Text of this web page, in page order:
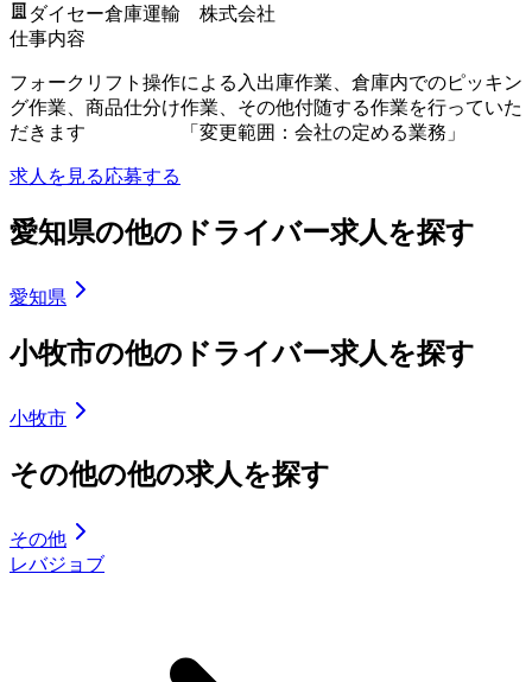
ダイセー倉庫運輸 株式会社
仕事内容
フォークリフト操作による入出庫作業、倉庫内でのピッキン
グ作業、商品仕分け作業、その他付随する作業を行っていた
だきます 「変更範囲：会社の定める業務」
求人を見る応募する
愛知県の他のドライバー求人を探す
愛知県
小牧市の他のドライバー求人を探す
小牧市
その他の他の求人を探す
その他
レバジョブ